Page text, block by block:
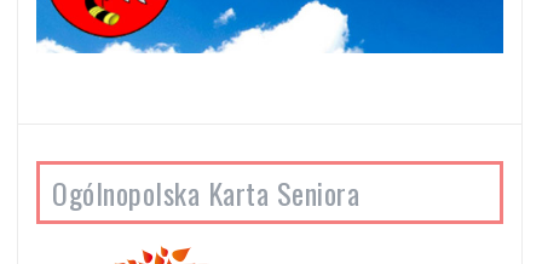
Ogólnopolska Karta Seniora